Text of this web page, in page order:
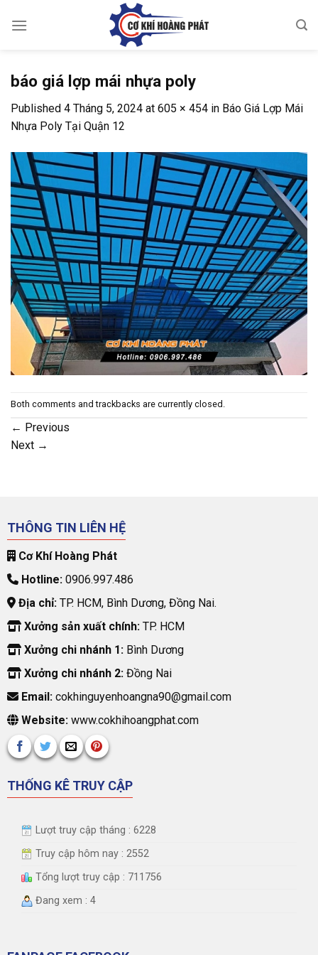
báo giá lợp mái nhựa poly
Published 4 Tháng 5, 2024 at 605 × 454 in Báo Giá Lợp Mái
Nhựa Poly Tại Quận 12
Both comments and trackbacks are currently closed.
← Previous
Next →
THÔNG TIN LIÊN HỆ
Cơ Khí Hoàng Phát
Hotline:0906.997.486
Địa chỉ:TP. HCM, Bình Dương, Đồng Nai.
Xưởng sản xuất chính:TP. HCM
Xưởng chi nhánh 1:Bình Dương
Xưởng chi nhánh 2:Đồng Nai
Email:cokhinguyenhoangna90@gmail.com
Website:www.cokhihoangphat.com
THỐNG KÊ TRUY CẬP
Lượt truy cập tháng : 6228
Truy cập hôm nay : 2552
Tổng lượt truy cập : 711756
Đang xem : 4